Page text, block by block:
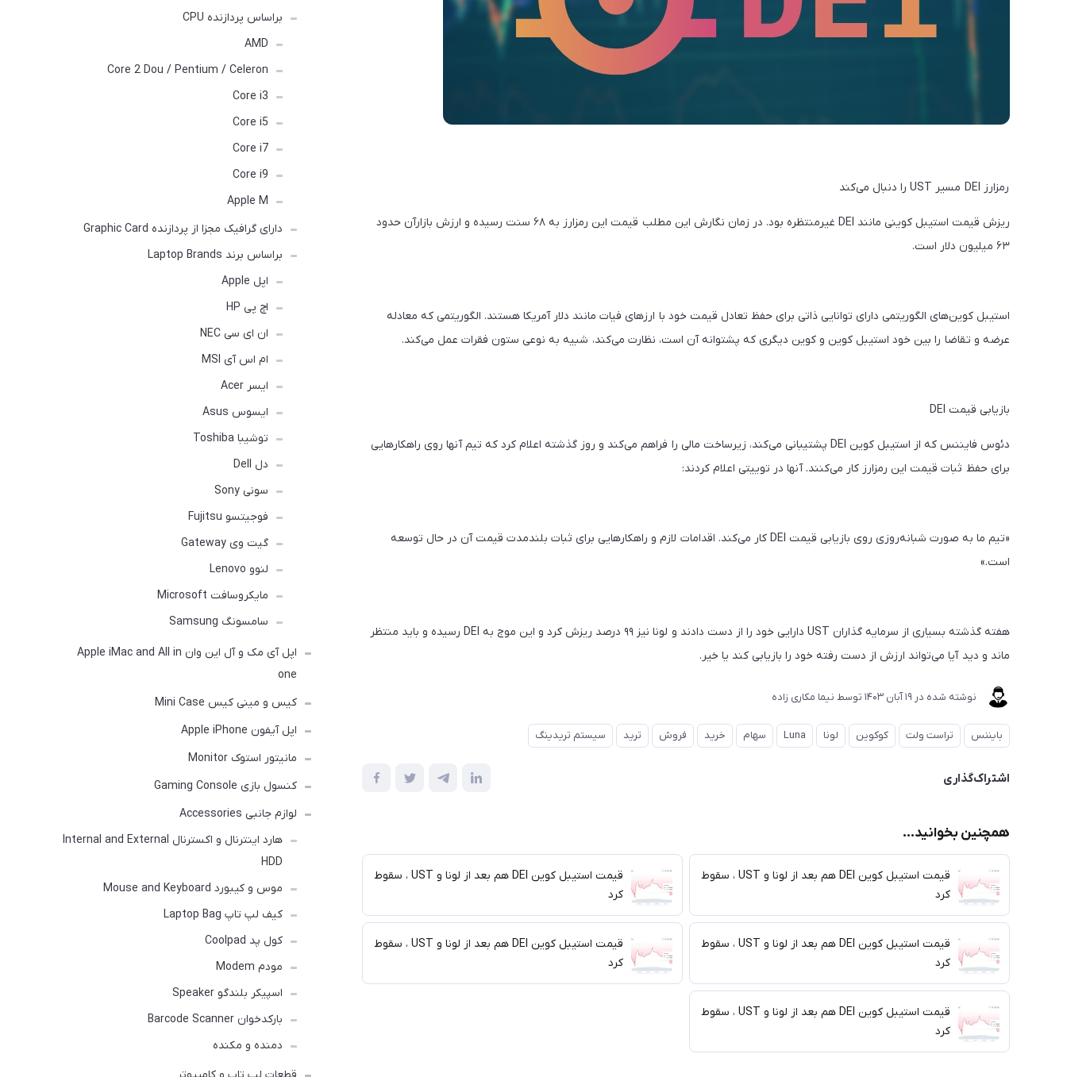
رمزارز DEI مسیر UST‌ را دنبال می‌کند
ریزش قیمت استیبل کوینی مانند DEI غیرمنتظره بود. در زمان نگارش این مطلب قیمت این رمزارز به ۶۸ سنت رسیده و ارزش بازارآن حدود
۶۳ میلیون دلار است.
استیبل کوین‌های الگوریتمی دارای توانایی ذاتی برای حفظ تعادل قیمت خود با ارزهای فیات مانند دلار آمریکا هستند. الگوریتمی که معادله
عرضه و تقاضا را بین خود استیبل کوین و کوین دیگری که پشتوانه آن است، نظارت می‌کند، شبیه به نوعی ستون فقرات عمل می‌کند.
بازیابی قیمت DEI
دئوس فایننس که از استیبل کوین DEI پشتیبانی می‌کند، زیرساخت مالی را فراهم می‌کند و روز گذشته اعلام کرد که تیم آنها روی راهکارهایی
برای حفظ ثبات قیمت این رمزارز کار می‌کنند. آنها در توییتی اعلام کردند:
«تیم ما به صورت شبانه‌روزی روی بازیابی قیمت DEI کار می‌‌کند. اقدامات لازم و راهکارهایی برای ثبات بلندمدت قیمت آن در حال توسعه
است.»
هفته گذشته بسیاری از سرمایه گذاران UST دارایی خود را از دست دادند و لونا نیز ۹۹ درصد ریزش کرد و این موج به DEI رسیده و باید منتظر
ماند و دید آیا می‌تواند ارزش از دست رفته خود را بازیابی کند یا خیر.
نوشته شده در 19 آبان 1403 توسط نیما مکاری زاده
بایننس تراست ولت کوکوین لونا Luna سهام خرید فروش ترید سیستم تریدینگ
اشتراک‌گذاری
همچنین بخوانید...
قیمت استیبل کوین DEI هم بعد از لونا و UST‌ ، سقوط
کرد
قیمت استیبل کوین DEI هم بعد از لونا و UST‌ ، سقوط
کرد
قیمت استیبل کوین DEI هم بعد از لونا و UST‌ ، سقوط
کرد
قیمت استیبل کوین DEI هم بعد از لونا و UST‌ ، سقوط
کرد
قیمت استیبل کوین DEI هم بعد از لونا و UST‌ ، سقوط
کرد
براساس پردازنده CPU
AMD
Core 2 Dou / Pentium / Celeron
Core i3
Core i5
Core i7
Core i9
Apple M
دارای گرافیک مجزا از پردازنده Graphic Card
براساس برند Laptop Brands
اپل Apple
اچ پی HP
ان ای سی NEC
ام اس آی MSI
ایسر Acer
ایسوس Asus
توشیبا Toshiba
دل Dell
سونی Sony
فوجیتسو Fujitsu
گیت وی Gateway
لنوو Lenovo
مایکروسافت Microsoft
سامسونگ Samsung
اپل آی مک و آل این وان Apple iMac and All in
one
کیس و مینی کیس Mini Case
اپل آیفون Apple iPhone
مانیتور استوک Monitor
کنسول بازی Gaming Console
لوازم جانبی Accessories
هارد اینترنال و اکسترنال Internal and External
HDD
موس و کیبورد Mouse and Keyboard
کیف لپ تاپ Laptop Bag
کول پد Coolpad
مودم Modem
اسپیکر بلندگو Speaker
بارکدخوان Barcode Scanner
دمنده و مکنده